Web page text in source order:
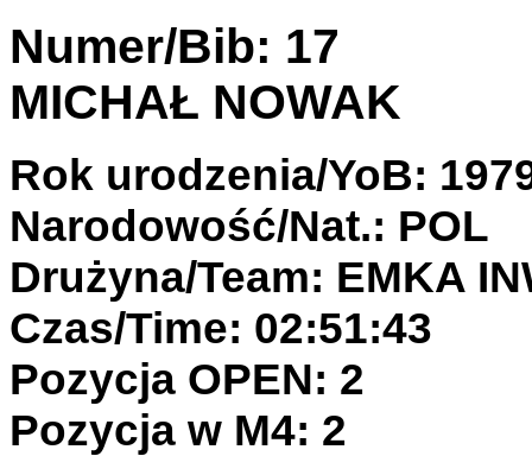
Numer/Bib: 17
MICHAŁ NOWAK
Rok urodzenia/YoB:
Narodowość/Nat.: POL
Drużyna/Team: EMKA
Czas/Time: 02:51:43
Pozycja OPEN: 2
Pozycja w M4: 2